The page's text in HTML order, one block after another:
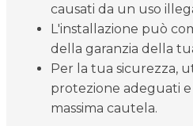
causati da un uso
L'installazione può
della garanzia della
Per la tua sicurezza,
protezione adeguati
massima cautela.